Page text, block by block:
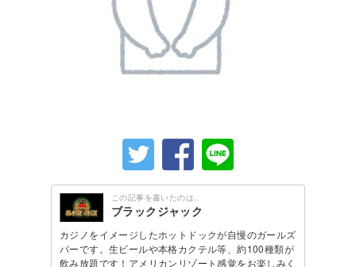
この記事を書いたのは..
ブラックジャック
カジノをイメージしたホットドックが自慢のガールズ
バーです。生ビールや本格カクテル等、約100種類が
飲み放題です！アメリカンリゾート感覚をお楽しみく